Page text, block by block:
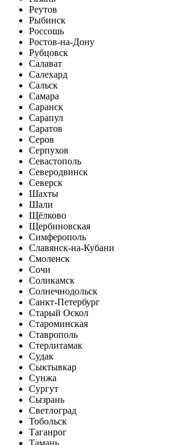
Реутов
Рыбинск
Россошь
Ростов-на-Дону
Рубцовск
Салават
Салехард
Сальск
Самара
Саранск
Сарапул
Саратов
Серов
Серпухов
Севастополь
Северодвинск
Северск
Шахты
Шали
Щёлково
Щербиновская
Симферополь
Славянск-на-Кубани
Смоленск
Сочи
Соликамск
Солнечнодольск
Санкт-Петербург
Старый Оскол
Староминская
Ставрополь
Стерлитамак
Судак
Сыктывкар
Сунжа
Сургут
Сызрань
Светлоград
Тобольск
Таганрог
Тамань